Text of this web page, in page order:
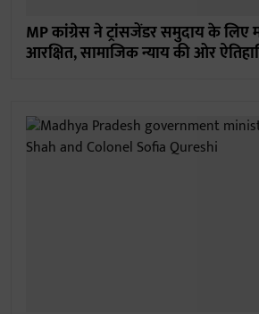
MP कांग्रेस ने ट्रांसजेंडर समुदाय के लिए
आरक्षित, सामाजिक न्याय की ओर